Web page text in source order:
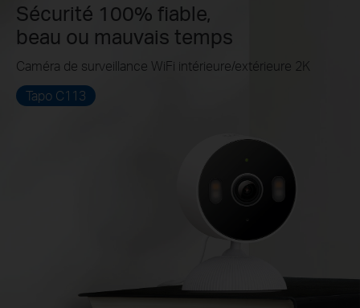
Sécurité 100% fiable,
beau ou mauvais temps
Caméra de surveillance WiFi intérieure/extérieure 2K
Tapo C113